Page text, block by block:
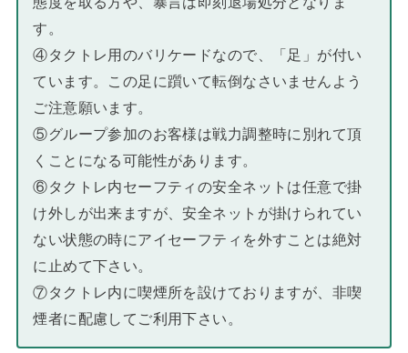
す。
④タクトレ用のバリケードなので、「足」が付い
ています。この足に躓いて転倒なさいませんよう
ご注意願います。
⑤グループ参加のお客様は戦力調整時に別れて頂
くことになる可能性があります。
⑥タクトレ内セーフティの安全ネットは任意で掛
け外しが出来ますが、安全ネットが掛けられてい
ない状態の時にアイセーフティを外すことは絶対
に止めて下さい。
⑦タクトレ内に喫煙所を設けておりますが、非喫
煙者に配慮してご利用下さい。